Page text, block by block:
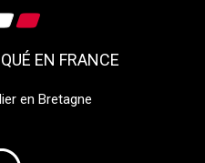
EN FRANCE
en Bretagne